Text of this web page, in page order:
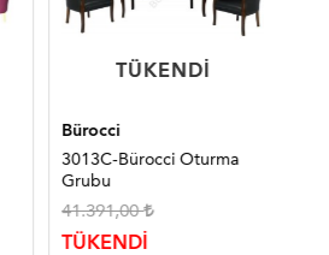
TÜKENDI
TÜKENDI
Bürocci
3013C-Bürocci Oturma
Grubu
41.391,00
TÜKENDİ